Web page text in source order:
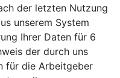
der letzten Nutzung
unserem System
Ihrer Daten für 6
der durch uns
für die Arbeitgeber